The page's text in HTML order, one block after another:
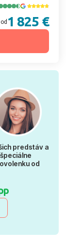
1 825 €
predstáv a
od